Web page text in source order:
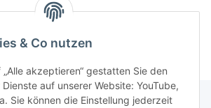
werden geladen ...
& Co nutzen
akzeptieren“ gestatten Sie den
auf unserer Website: YouTube,
Sie können die Einstellung jederzeit